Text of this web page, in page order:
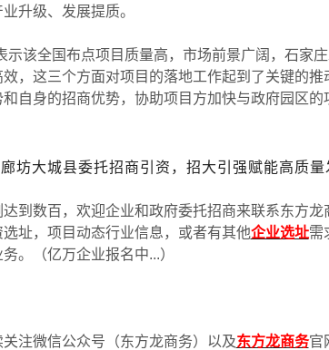
升级、发展提质。
示该全国布点项目质量高，市场前景广阔，石家
，这三个方面对项目的落地工作起到了关键的
自身的招商优势，协助项目方加快与政府园区的
坊大城县委托招商引资，招大引强赋能高质量
到数百，欢迎企业和政府委托招商来联系东方龙
址，项目动态行业信息，或者有其他企业选址需
。（亿万企业报名中...）
注微信公众号（东方龙商务）以及东方龙商务官